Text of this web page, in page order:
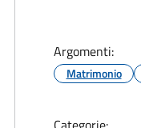
Argomenti:
Matrimonio